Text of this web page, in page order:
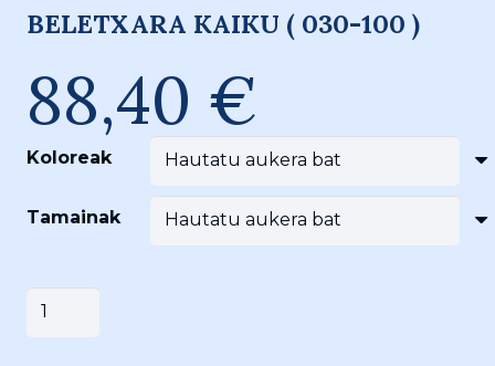
BELETXARA KAIKU ( 030-100 )
88,40 €
Koloreak
Tamainak